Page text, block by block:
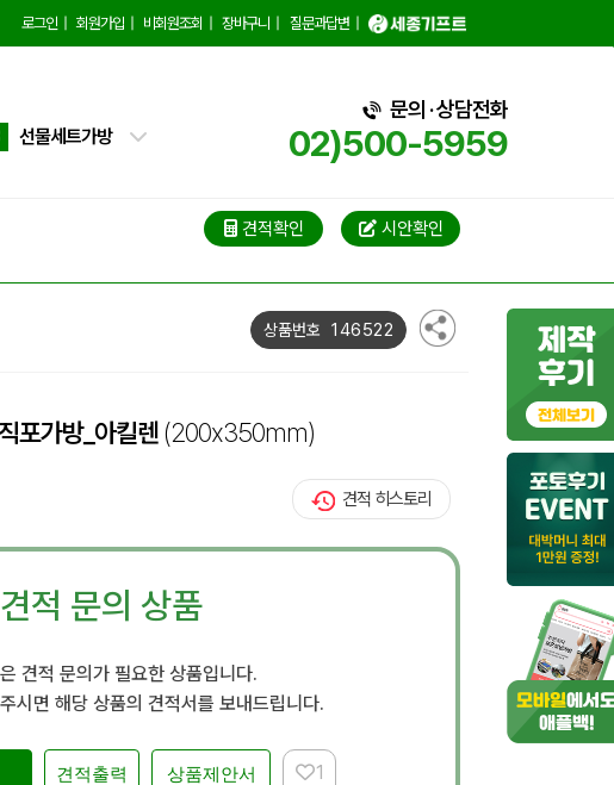
로그인 회원가입 비회원조회 장바구니 질문과답변
에코백
선물세트가방
문의 · 상담전화
02)500-5959
견적확인 시안확인
상품번호 146522
포가방_아킬렌(200x350mm)
견적 히스토리
견적 문의 상품
견적 문의가 필요한 상품입니다.
시면 해당 상품의 견적서를 보내드립니다.
1
상품제안서
견적출력